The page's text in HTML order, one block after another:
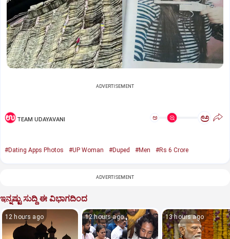
ADVERTISEMENT
TEAM UDAYAVANI ಅ ಅ
#Dating Apps Photos #UP Woman #Duped #Men #Rs 6 Crore
ADVERTISEMENT
ಇನ್ನಷ್ಟು ಸುದ್ದಿ ಈ ವಿಭಾಗದಿಂದ
12 hours ago 12 hours ago 13 hours ago